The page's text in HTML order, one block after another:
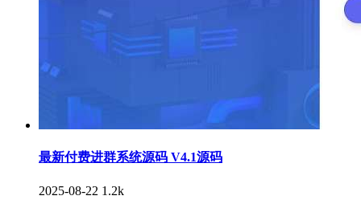
最新付费进群系统源码 V4.1源码
2025-08-22 1.2k